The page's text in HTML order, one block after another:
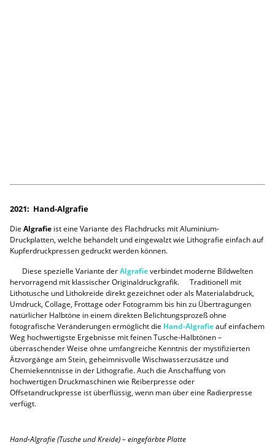
2021: Hand-Algrafie
DieAlgrafie ist eine Variante des Flachdrucks mit Aluminium-
Druckplatten, welche behandelt und eingewalzt wie Lithografie einfach auf
Kupferdruckpressen gedruckt werden können.
Diese spezielle Variante derAlgrafieverbindet moderne Bildwelten
hervorragend mit klassischer Originaldruckgrafik. Traditionell mit
Lithotusche und Lithokreide direkt gezeichnet oder als Materialabdruck,
Umdruck, Collage, Frottage oder Fotogramm bis hin zu Übertragungen
natürlicher Halbtöne in einem direkten Belichtungsprozeß ohne
fotografische Veränderungen ermöglicht die Hand-Algrafieauf einfachem
Weg hochwertigste Ergebnisse mit feinen Tusche-Halbtönen –
überraschender Weise ohne umfangreiche Kenntnis der mystifizierten
Ätzvorgänge am Stein, geheimnisvolle Wischwasserzusätze und
Chemiekenntnisse in der Lithografie. Auch die Anschaffung von
hochwertigen Druckmaschinen wie Reiberpresse oder
Offsetandruckpresse ist überflüssig, wenn man über eine Radierpresse
verfügt.
Hand-Algrafie (Tusche und Kreide) – eingefärbte Platte